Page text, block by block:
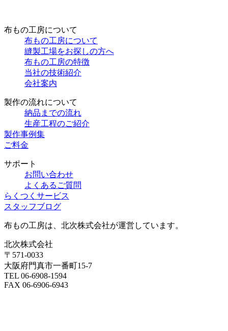
布もの工房について
布もの工房について
縫製工場をお探しの方へ
布もの工房の特徴
当社の技術紹介
会社案内
製作の流れについて
納品までの流れ
生産工程のご紹介
製作事例集
ご料金
サポート
お問い合わせ
よくあるご質問
らくつくサービス
スタッフブログ
布もの工房は、北次株式会社が運営しています。
北次株式会社
〒571-0033
大阪府門真市一番町15-7
TEL 06-6908-1594
FAX 06-6906-6943